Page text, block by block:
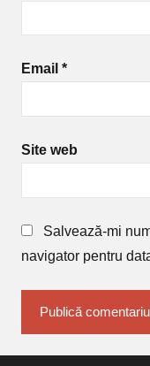
Email *
Site web
Salvează-mi
navigator pentru